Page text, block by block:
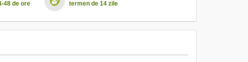
48 de ore
termen de 14 zile